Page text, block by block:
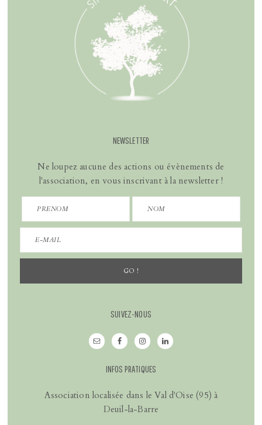
NEWSLETTER
Ne loupez aucune des actions ou évènements de
l'association, en vous inscrivant à la newsletter !
SUIVEZ-NOUS
INFOS PRATIQUES
Association localisée dans le Val d'Oise (95) à
Deuil-la-Barre